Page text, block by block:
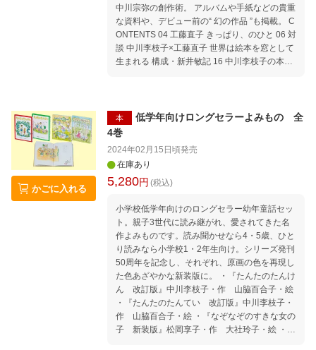
中川宗弥の創作術。 アルバムや手紙などの貴重
な資料や、デビュー前の“ 幻の作品 ”も掲載。 C
ONTENTS 04 工藤直子 きっぱり、のひと 06 対
談 中川李枝子×工藤直子 世界は絵本を窓として
生まれる 構成・新井敏記 16 中川李枝子の本箱
成・新井敏記 絵・中川画太 64 大村李枝子 い
たどりシリーズ3『いやいやえん』 66 interview
絵・中川李枝子 76 石井桃子 中川御夫妻とのお
つきあい 80 『絵本と私』を紐解く 86 立体と絵
本『花の物語り』 92 interview 美術家 中川宗弥
子 中川画太 宗弥についての記憶 構成・新井
敏記 絵・中川宗弥 写真・朝岡英輔 114 私の
楽しい写真帖 124 中川李枝子 年譜／作品一覧
126 あとがき 中川李枝子 何が幸せか
かごに入れる
本
低学年向けロングセラーよみもの 全
4巻
2024年02月15日頃発売
在庫あり
5,280円 (税込)
小学校低学年向けのロングセラー幼年童話セッ
ト。親子3世代に読み継がれ、愛されてきた名
作よみものです。読み聞かせなら4・5歳、ひと
り読みなら小学校1・2年生向け。シリーズ発刊
50周年を記念し、それぞれ、原画の色を再現し
た色あざやかな新装版に。 ・『たんたのたんけ
ん 改訂版』中川李枝子・作 山脇百合子・絵
・『たんたのたんてい 改訂版』中川李枝子・
作 山脇百合子・絵 ・『なぞなぞのすきな女の
子 新装版』松岡享子・作 大社玲子・絵 ・